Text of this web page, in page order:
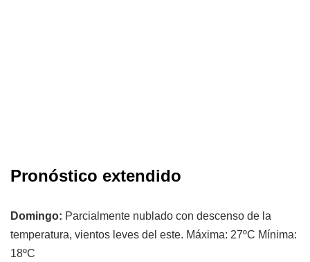
Pronóstico extendido
Domingo: Parcialmente nublado con descenso de la
temperatura, vientos leves del este. Máxima: 27ºC Mínima:
18ºC